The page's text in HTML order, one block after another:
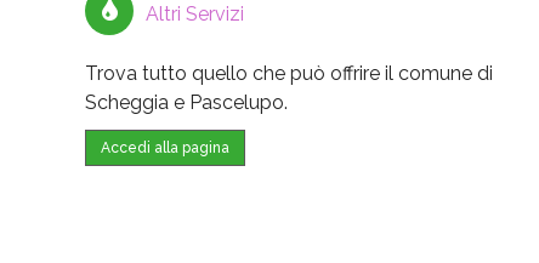
Altri Servizi
Trova tutto quello che può offrire il comune di
Scheggia e Pascelupo.
Accedi alla pagina